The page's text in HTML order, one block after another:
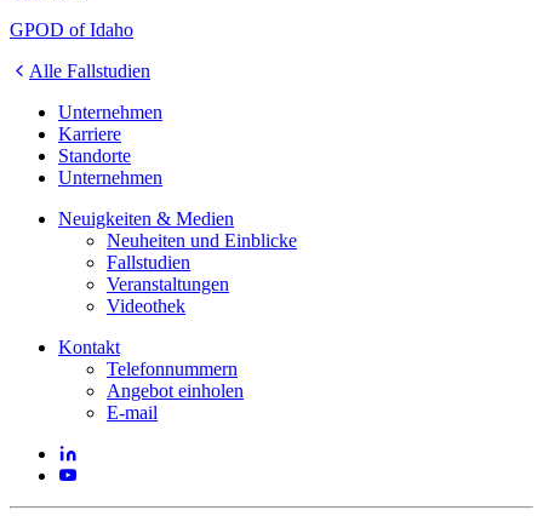
GPOD of Idaho
Alle Fallstudien
Unternehmen
Karriere
Standorte
Unternehmen
Neuigkeiten & Medien
Neuheiten und Einblicke
Fallstudien
Veranstaltungen
Videothek
Kontakt
Telefonnummern
Angebot einholen
E-mail